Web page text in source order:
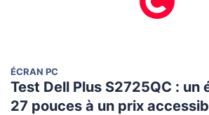
ÉCRAN PC
Test Dell Plus S2725QC : un
27 pouces à un prix